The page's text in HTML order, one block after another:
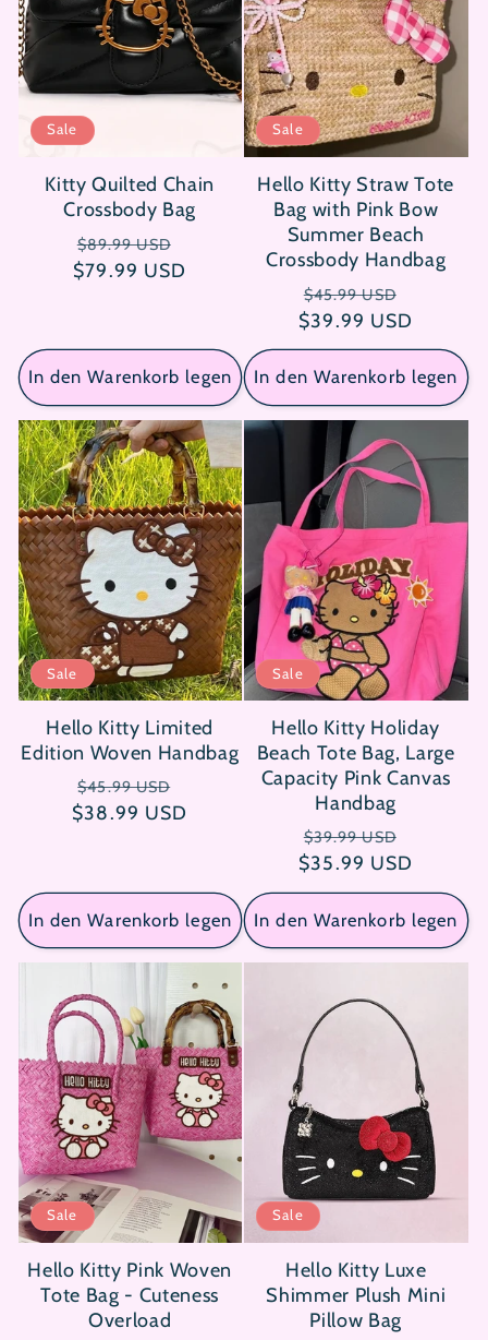
Sale
Kitty Quilted Chain
Crossbody Bag
Normaler
Preis
$89.99 USD
Verkaufspreis
$79.99 USD
In den Warenkorb legen
Sale
Hello Kitty Straw Tote
Bag with Pink Bow
Summer Beach
Crossbody Handbag
Normaler
Preis
$45.99 USD
$39.99 USD
In den Warenkorb legen
Sale
Hello Kitty Limited
Edition Woven Handbag
Normaler
Preis
$45.99 USD
Verkaufspreis
$38.99 USD
In den Warenkorb legen
Sale
Hello Kitty Holiday
Beach Tote Bag, Large
Capacity Pink Canvas
Handbag
Normaler
Preis
$39.99 USD
$35.99 USD
In den Warenkorb legen
Sale
Hello Kitty Pink Woven
Tote Bag - Cuteness
Overload
Sale
Hello Kitty Luxe
Shimmer Plush Mini
Pillow Bag